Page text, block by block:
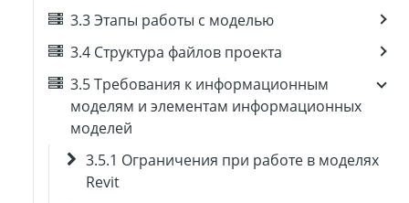
3.3 Этапы работы с моделью
3.4 Структура файлов проекта
3.5 Требования к информационным
моделям и элементам информационных
моделей
3.5.1 Ограничения при работе в моделях
Revit